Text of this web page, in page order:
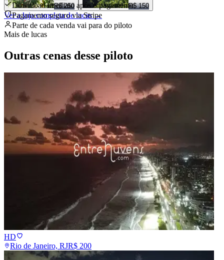
R$ 250 R$ 150
Ver a loja completa delucas→
Download imediato após o pagamento
Pagamento seguro via Stripe
Parte de cada venda vai para do piloto
Mais de lucas
Outras cenas desse piloto
HD
Rio de Janeiro, RJR$ 200